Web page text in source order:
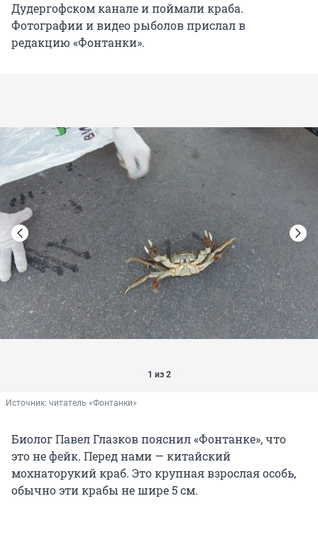
Дудергофском канале и поймали краба.
Фотографии и видео рыболов прислал в
редакцию «Фонтанки».
1 из 2
Источник: читатель «Фонтанки»
Биолог Павел Глазков пояснил «Фонтанке», что
это не фейк. Перед нами — китайский
мохнаторукий краб. Это крупная взрослая особь,
обычно эти крабы не шире 5 см.